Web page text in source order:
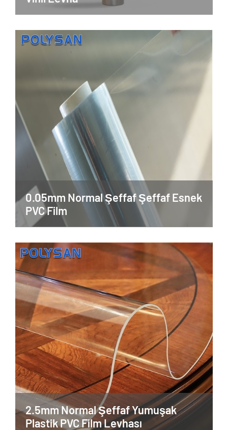
0.05mm Normal Şeffaf Şeffaf Esnek
PVC Film
2.5mm Normal Şeffaf Yumuşak
Plastik PVC Film Levhası